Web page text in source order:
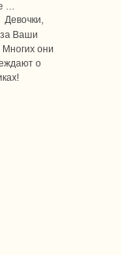
…
Девочки,
Ваши
Многих они
о